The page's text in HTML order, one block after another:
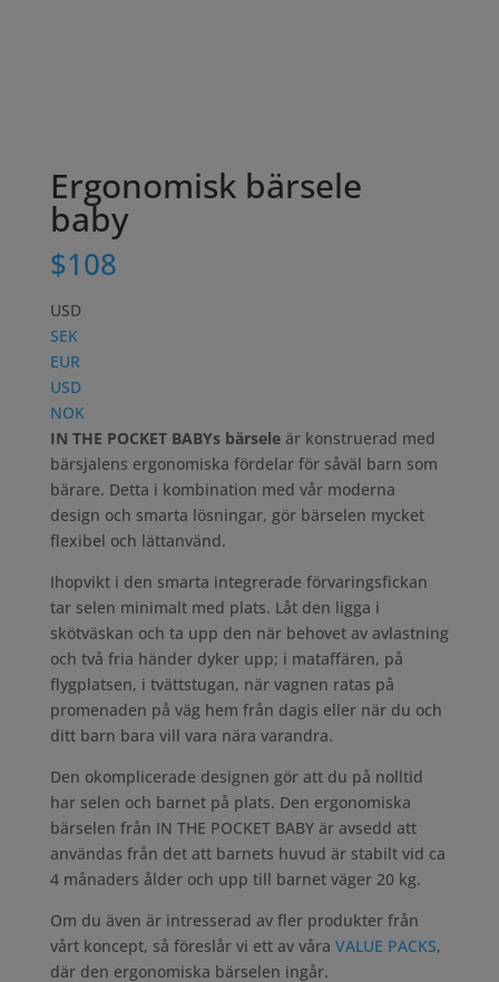
Ergonomisk bärsele
baby
$108
USD
SEK
EUR
USD
NOK
IN THE POCKET BABYs bärseleär konstruerad med
bärsjalens ergonomiska fördelar för såväl barn som
bärare. Detta i kombination med vår moderna
design och smarta lösningar, gör bärselen mycket
flexibel och lättanvänd.
Ihopvikt i den smarta integrerade förvaringsfickan
tar selen minimalt med plats. Låt den ligga i
skötväskan och ta upp den när behovet av avlastning
och två fria händer dyker upp; i mataffären, på
flygplatsen, i tvättstugan, när vagnen ratas på
promenaden på väg hem från dagis eller när du och
ditt barn bara vill vara nära varandra.
Den okomplicerade designen gör att du på nolltid
har selen och barnet på plats. Den ergonomiska
bärselen från IN THE POCKET BABY är avsedd att
användas från det att barnets huvud är stabilt vid ca
4 månaders ålder och upp till barnet väger 20 kg.
Om du även är intresserad av fler produkter från
vårt koncept, så föreslår vi ett av våra VALUE PACKS,
där den ergonomiska bärselen ingår.